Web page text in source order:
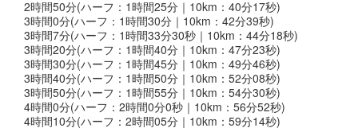
2時間50分(ハーフ：1時間25分｜10km：40分17秒)
3時間0分(ハーフ：1時間30分｜10km：42分39秒)
3時間7分(ハーフ：1時間33分30秒｜10km：44分18秒)
3時間20分(ハーフ：1時間40分｜10km：47分23秒)
3時間30分(ハーフ：1時間45分｜10km：49分46秒)
3時間40分(ハーフ：1時間50分｜10km：52分08秒)
3時間50分(ハーフ：1時間55分｜10km：54分30秒)
4時間0分(ハーフ：2時間0分0秒｜10km：56分52秒)
4時間10分(ハーフ：2時間05分｜10km：59分14秒)